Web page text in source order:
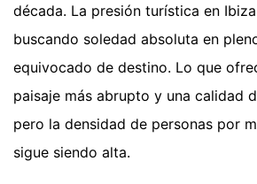
década. La presión turística en
buscando soledad absoluta en
equivocado de destino. Lo que
paisaje más abrupto y una calidad
pero la densidad de personas por
sigue siendo alta.